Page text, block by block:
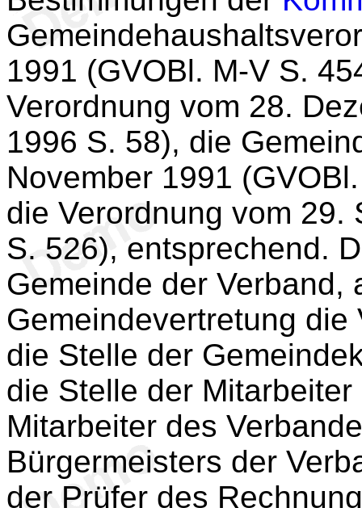
1991 (GVOBl. M-V S.
Verordnung vom 28.
1996 S. 58), die
November 1991
die Verordnung vom 29.
S. 526), entsprechend.
Gemeinde der Verband,
Gemeindevertretung
die Stelle der
die Stelle der
Mitarbeiter des
Bürgermeisters der
der Prüfer des